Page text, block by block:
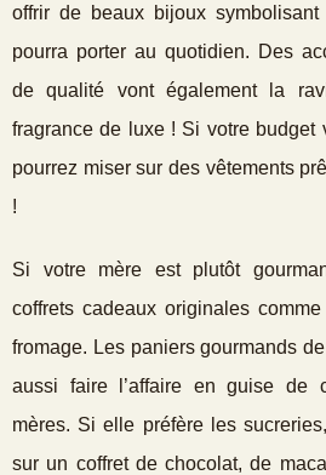
offrir de beaux bijoux symbolisant
pourra porter au quotidien. Des
de qualité vont également la
fragrance de luxe ! Si votre budget
pourrez miser sur des vêtements
!
Si votre mère est plutôt
coffrets cadeaux originales
fromage. Les paniers gourmands
aussi faire l’affaire en guise de
mères. Si elle préfère les
sur un coffret de chocolat, de